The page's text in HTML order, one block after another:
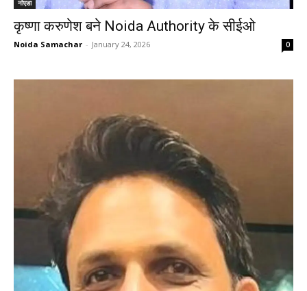
नोएडा
कृष्णा करुणेश बने Noida Authority के सीईओ
Noida Samachar - January 24, 2026 0